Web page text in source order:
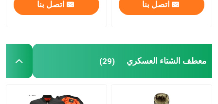
اتصل بنا اتصل بنا
معطف الشتاء العسكري (29)